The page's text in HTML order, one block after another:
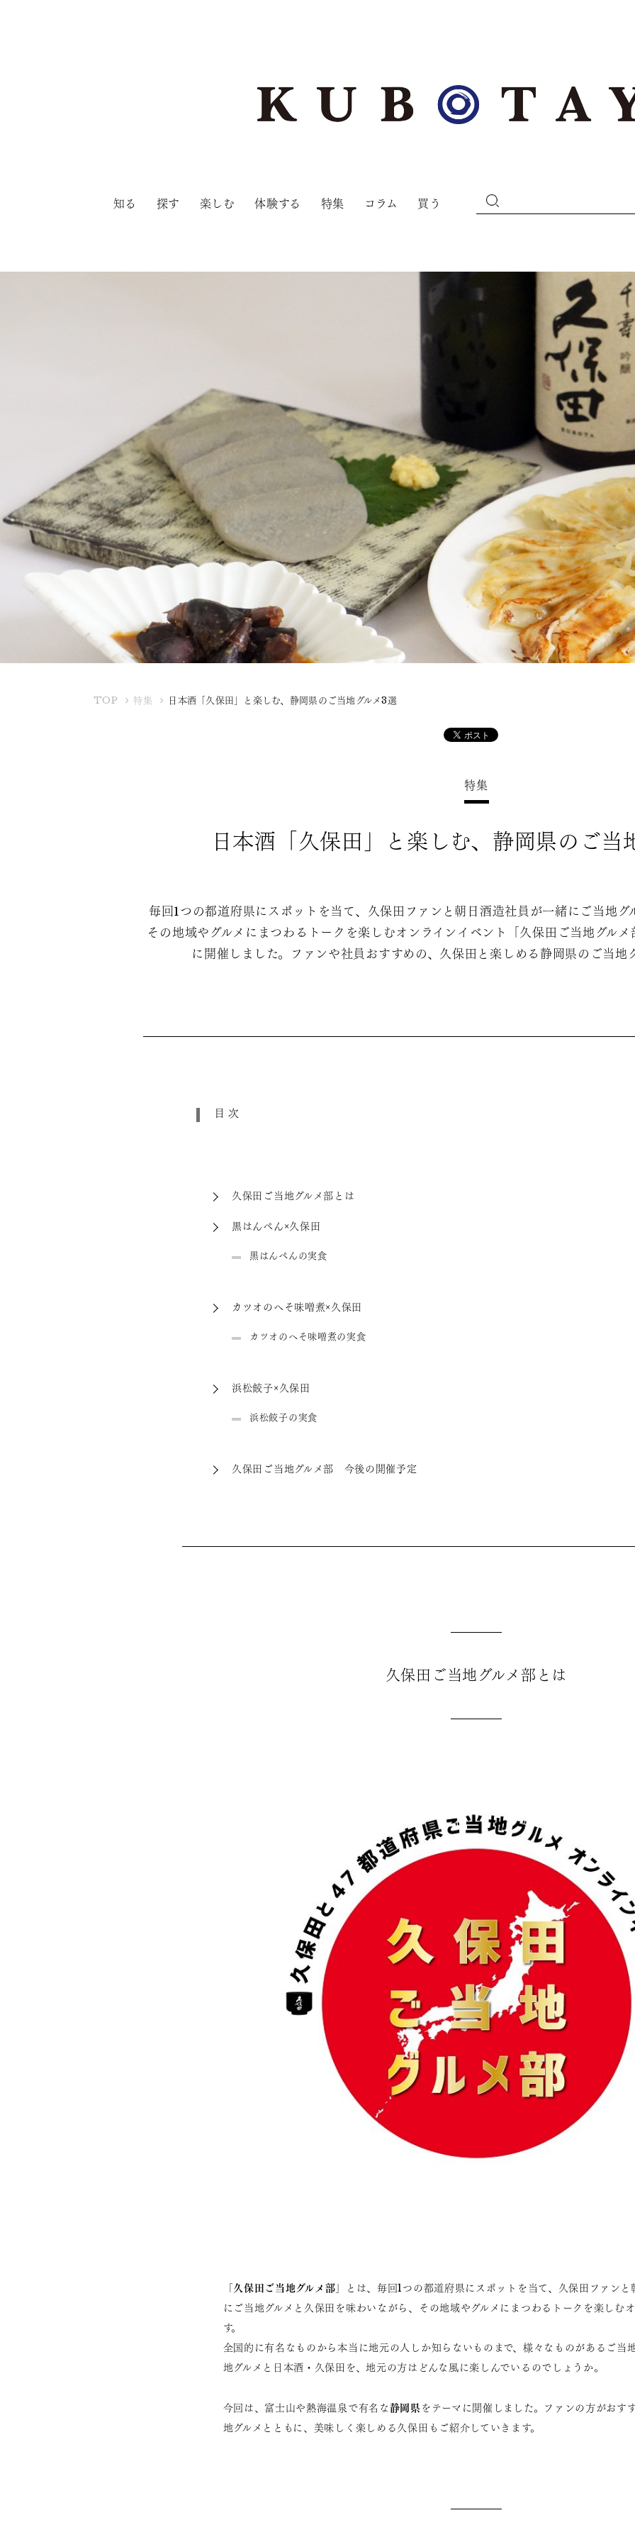
知る 探す 楽しむ 体験する 特集 コラム 買う
TOPK
特集 日本酒「久保田」と楽しむ、静岡県のご当地グルメ3選
特集
日本酒「久保田」と楽しむ、静岡県のご当
毎回1つの都道府県にスポットを当て、久保田ファンと朝日酒造社員が一緒にご当地グ
その地域やグルメにまつわるトークを楽しむオンラインイベント「久保田ご当地グル
に開催しました。ファンや社員おすすめの、久保田と楽しめる静岡県のご当地
目次
久保田ご当地グルメ部とは
黒はんぺん×久保田
黒はんぺんの実食
カツオのへそ味噌煮×久保田
カツオのへそ味噌煮の実食
浜松餃子×久保田
浜松餃子の実食
久保田ご当地グルメ部 今後の開催予定
久保田ご当地グルメ部とは
「久保田ご当地グルメ部」とは、毎回1つの都道府県にスポットを当て、久保田ファン
にご当地グルメと久保田を味わいながら、その地域やグルメにまつわるトークを楽しむ
す。
全国的に有名なものから本当に地元の人しか知らないものまで、様々なものがあるご当
地グルメと日本酒・久保田を、地元の方はどんな風に楽しんでいるのでしょうか。
今回は、富士山や熱海温泉で有名な静岡県をテーマに開催しました。ファンの方がおす
地グルメとともに、美味しく楽しめる久保田もご紹介していきます。